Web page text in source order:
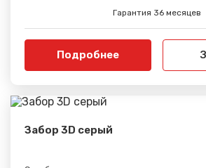
Гарантия 36 месяцев
Подробнее
Забор 3D серый
Сообщение